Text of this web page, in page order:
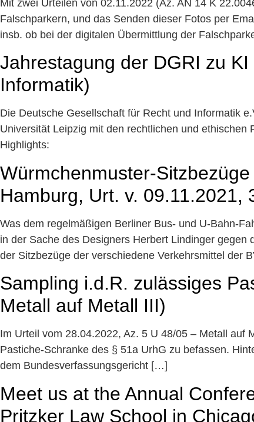
Mit zwei Urteilen von 02.11.2022 (Az. AN 14 K
Falschparkern, und das Senden dieser Fotos per
insb. ob bei der digitalen Übermittlung der
Jahrestagung der DGRI zu
Informatik)
Die Deutsche Gesellschaft für Recht und Informatik
Universität Leipzig mit den rechtlichen und
Highlights:
Würmchenmuster-
Hamburg, Urt. v. 09.11.2021,
Was dem regelmäßigen Berliner Bus- und U-Bahn-
in der Sache des Designers Herbert Lindinger
der Sitzbezüge der verschiedene Verkehrsmittel der
Sampling i.d.R. zulässiges
Metall auf Metall III)
Im Urteil vom 28.04.2022, Az. 5 U 48/05 – Metall auf
Pastiche-Schranke des § 51a UrhG zu befassen.
dem Bundesverfassungsgericht […]
Meet us at the Annual
Pritzker Law School in